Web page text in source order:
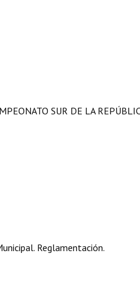
SUR DE LA
Reglamentación.